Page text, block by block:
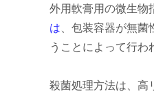
外用軟膏用の微生物
は 、包装容器が無
うことによって行わ
殺菌処理方法は、高